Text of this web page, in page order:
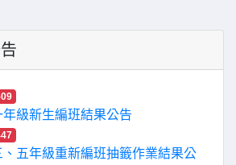
級新生編班結果公告
五年級重新編班抽籤作業結果公